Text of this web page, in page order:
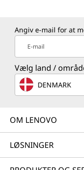
Angiv e-mail for at
E-mail
Vælg land /
DENMARK
OM LENOVO
LØSNINGER